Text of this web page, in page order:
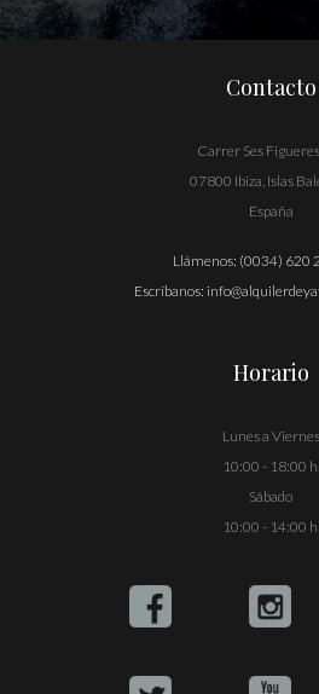
Contacto
Carrer Ses
07800 Ibiza, Islas
España
Llámenos: (0034) 620
Escríbanos:
Horario
Lunes a Viernes
10:00 - 18:00 h.
Sábado
10:00 - 14:00 h.